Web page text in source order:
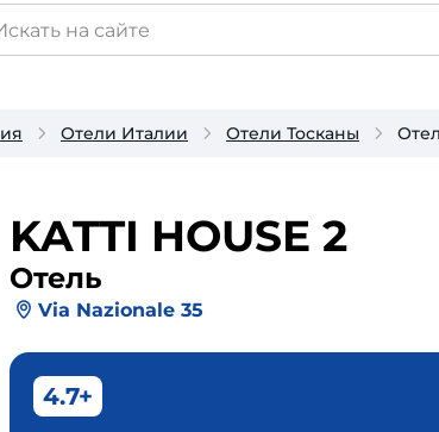
Отели Италии Отели Тосканы
KATTI HOUSE 2
Отель
Via Nazionale 35
4.7+